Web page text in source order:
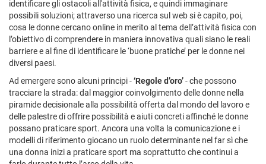
identificare gli ostacoli all'attività fisica, e quindi immaginare
possibili soluzioni; attraverso una ricerca sul web si è capito, poi,
cosa le donne cercano online in merito al tema dell’attività fisica con
l’obiettivo di comprendere in maniera innovativa quali siano le reali
barriere e al fine di identificare le ‘buone pratiche’ per le donne nei
diversi paesi.
Ad emergere sono alcuni principi -‘Regole d’oro’- che possono
tracciare la strada: dal maggior coinvolgimento delle donne nella
piramide decisionale alla possibilità offerta dal mondo del lavoro e
delle palestre di offrire possibilità e aiuti concreti affinché le donne
possano praticare sport. Ancora una volta la comunicazione e i
modelli di riferimento giocano un ruolo determinante nel far sì che
una donna inizi a praticare sport ma soprattutto che continui a